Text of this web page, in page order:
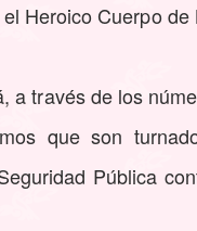
Heroico Cuerpo
a través de los
que son
Pública